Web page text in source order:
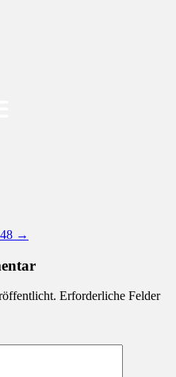
→
Erforderliche Felder